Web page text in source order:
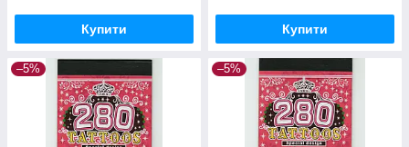
Купити Купити
–5% –5%